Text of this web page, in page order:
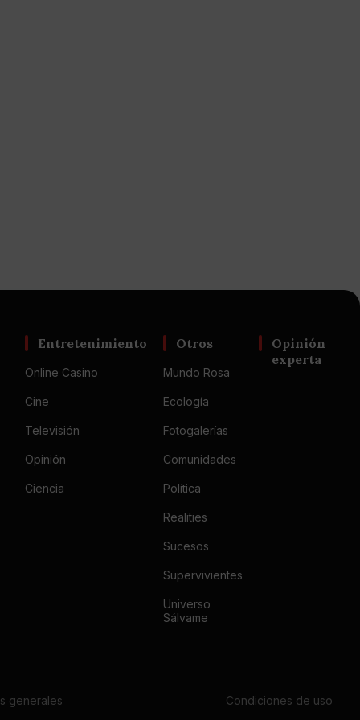
Entretenimiento
Online Casino
Cine
Televisión
Opinión
Ciencia
Otros
Mundo Rosa
Ecología
Fotogalerías
Comunidades
Política
Realities
Sucesos
Supervivientes
Universo
Sálvame
Opinión
experta
generales Condiciones de uso